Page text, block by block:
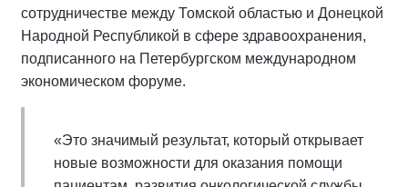
сотрудничестве между Томской областью и Донецкой
Народной Республикой в сфере здравоохранения,
подписанного на Петербургском международном
экономическом форуме.
«Это значимый результат, который открывает
новые возможности для оказания помощи